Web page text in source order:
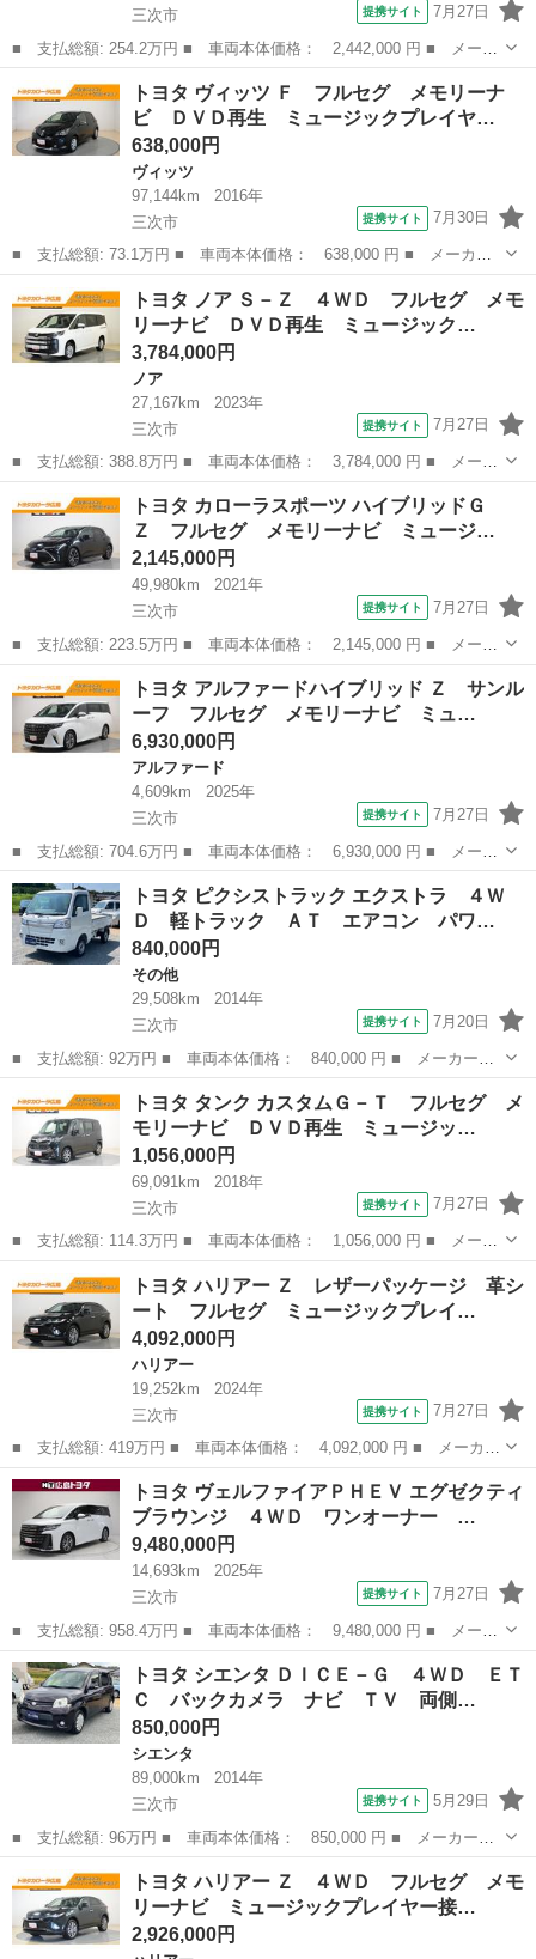
三次市
提携サイト 7月27日
■ 支払総額: 254.2万円 ■ 車両本体価格： 2,442,000 円 ■ メーカ
ー名： トヨタ ■ 車種名： アクア ■ グレード名： Ｚ フルセ
グ メモリーナビ ミュージックプレイヤー接続可 バックカメラ
衝突被害...
三次市 アクア
トヨタ ヴィッツ Ｆ フルセグ メモリーナ
ビ ＤＶＤ再生 ミュージックプレイヤ…
638,000円
ヴィッツ
97,144km
2016年
三次市
提携サイト 7月30日
■ 支払総額: 73.1万円 ■ 車両本体価格： 638,000 円 ■ メーカー
名： トヨタ ■ 車種名： ヴィッツ ■ グレード名： Ｆ フルセ
グ メモリーナビ ＤＶＤ再生 ミュージックプレイヤー接続可 バ
ックカメラ ...
三次市 ヴィッツ
トヨタ ノア Ｓ－Ｚ ４ＷＤ フルセグ メモ
リーナビ ＤＶＤ再生 ミュージック…
3,784,000円
ノア
27,167km
2023年
三次市
提携サイト 7月27日
■ 支払総額: 388.8万円 ■ 車両本体価格： 3,784,000 円 ■ メーカ
ー名： トヨタ ■ 車種名： ノア ■ グレード名： Ｓ－Ｚ ４Ｗ
Ｄ フルセグ メモリーナビ ＤＶＤ再生 ミュージックプレイヤー
接続可 ...
三次市 ノア
トヨタ カローラスポーツ ハイブリッドＧ
Ｚ フルセグ メモリーナビ ミュージ…
2,145,000円
49,980km
2021年
三次市
提携サイト 7月27日
■ 支払総額: 223.5万円 ■ 車両本体価格： 2,145,000 円 ■ メーカ
ー名： トヨタ ■ 車種名： カローラスポーツ ■ グレード名：
ハイブリッドＧ Ｚ フルセグ メモリーナビ ミュージックプレイ
ヤー接続...
三次市 トヨタ
トヨタ アルファードハイブリッド Ｚ サンル
ーフ フルセグ メモリーナビ ミュ…
6,930,000円
アルファード
4,609km
2025年
三次市
提携サイト 7月27日
■ 支払総額: 704.6万円 ■ 車両本体価格： 6,930,000 円 ■ メーカ
ー名： トヨタ ■ 車種名： アルファードハイブリッド ■ グレー
ド名： Ｚ サンルーフ フルセグ メモリーナビ ミュージックプ
レイヤー...
広島 三次市 アルファード
トヨタ ピクシストラック エクストラ ４Ｗ
Ｄ 軽トラック ＡＴ エアコン パワ…
840,000円
その他
29,508km
2014年
三次市
提携サイト 7月20日
■ 支払総額: 92万円 ■ 車両本体価格： 840,000 円 ■ メーカー
名： トヨタ ■ 車種名： ピクシストラック ■ グレード名： エ
クストラ ４ＷＤ 軽トラック ＡＴ エアコン パワーステアリン
グ パワーウィン...
三次市 その他
トヨタ タンク カスタムＧ－Ｔ フルセグ メ
モリーナビ ＤＶＤ再生 ミュージッ…
1,056,000円
69,091km
2018年
三次市
提携サイト 7月27日
■ 支払総額: 114.3万円 ■ 車両本体価格： 1,056,000 円 ■ メーカ
ー名： トヨタ ■ 車種名： タンク ■ グレード名： カスタムＧ
－Ｔ フルセグ メモリーナビ ＤＶＤ再生 ミュージックプレイヤ
ー接続可...
三次市 トヨタ
トヨタ ハリアー Ｚ レザーパッケージ 革シ
ート フルセグ ミュージックプレイ…
4,092,000円
ハリアー
19,252km
2024年
三次市
提携サイト 7月27日
■ 支払総額: 419万円 ■ 車両本体価格： 4,092,000 円 ■ メーカー
名： トヨタ ■ 車種名： ハリアー ■ グレード名： Ｚ レザー
パッケージ 革シート フルセグ ミュージックプレイヤー接続可
バックカメ...
広島 三次市 ハリアー
トヨタ ヴェルファイアＰＨＥＶ エグゼクティ
ブラウンジ ４ＷＤ ワンオーナー …
9,480,000円
14,693km
2025年
三次市
提携サイト 7月27日
■ 支払総額: 958.4万円 ■ 車両本体価格： 9,480,000 円 ■ メーカ
ー名： トヨタ ■ 車種名： ヴェルファイアＰＨＥＶ ■ グレード
名： エグゼクティブラウンジ ４ＷＤ ワンオーナー 衝突被害軽
減システ...
広島 三次市 トヨタ
トヨタ シエンタ ＤＩＣＥ－Ｇ ４ＷＤ ＥＴ
Ｃ バックカメラ ナビ ＴＶ 両側…
850,000円
シエンタ
89,000km
2014年
三次市
提携サイト 5月29日
■ 支払総額: 96万円 ■ 車両本体価格： 850,000 円 ■ メーカー
名： トヨタ ■ 車種名： シエンタ ■ グレード名： ＤＩＣＥ－
Ｇ ４ＷＤ ＥＴＣ バックカメラ ナビ ＴＶ 両側スライド・片
側電動 ＨＩＤ ...
三次市 シエンタ
トヨタ ハリアー Ｚ ４ＷＤ フルセグ メモ
リーナビ ミュージックプレイヤー接…
2,926,000円